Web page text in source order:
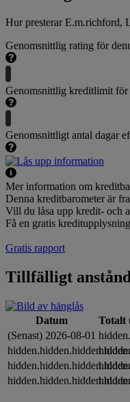
Hur presterar E.m.richford,
Genomsnittlig rating för
Genomsnittlig kreditlimit för
Genomsnittligt antal dagar
Mer information om
Denna kreditbarometer är
Vill du låsa upp kredit- och
Få en gratis
Gratis rapport
Tillfälligt
Datum
Totalt
(Senast) 2026-08-01